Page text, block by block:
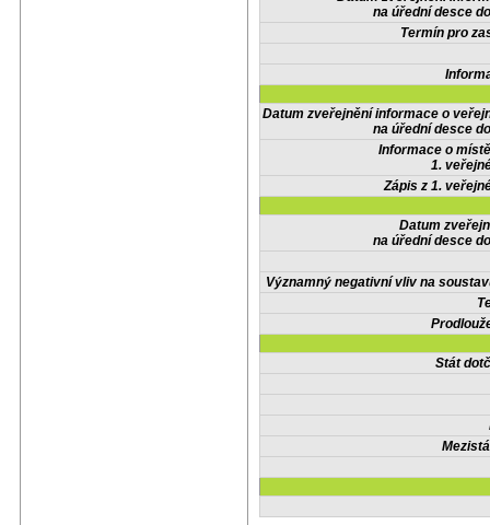
na úřední desce
Termín pro
Datum zveřejnění informace o
na úřední desce
Informace o
1.
Zápis z 1.
Datum
na úřední desce
Významný negativní vliv na
Stát